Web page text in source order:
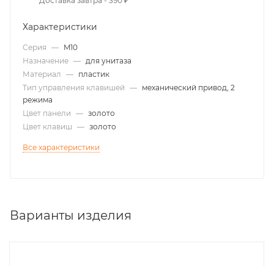
Характеристики
Серия — M10
Назначение — для унитаза
Материал — пластик
Тип управления клавишей — механический привод, 2
режима
Цвет панели — золото
Цвет клавиш — золото
Все характеристики
Варианты изделия